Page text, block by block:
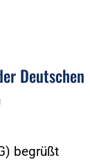
Deutschen
begrüßt